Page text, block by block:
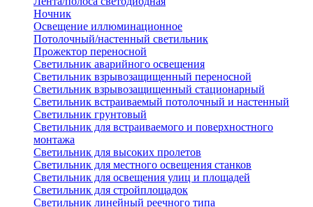
Ночник
Освещение иллюминационное
Потолочный/настенный светильник
Прожектор переносной
Светильник аварийного освещения
Светильник взрывозащищенный переносной
Светильник взрывозащищенный стационарный
Светильник встраиваемый потолочный и настенный
Светильник грунтовый
Светильник для встраиваемого и поверхностного
монтажа
Светильник для высоких пролетов
Светильник для местного освещения станков
Светильник для освещения улиц и площадей
Светильник для стройплощадок
Светильник линейный реечного типа